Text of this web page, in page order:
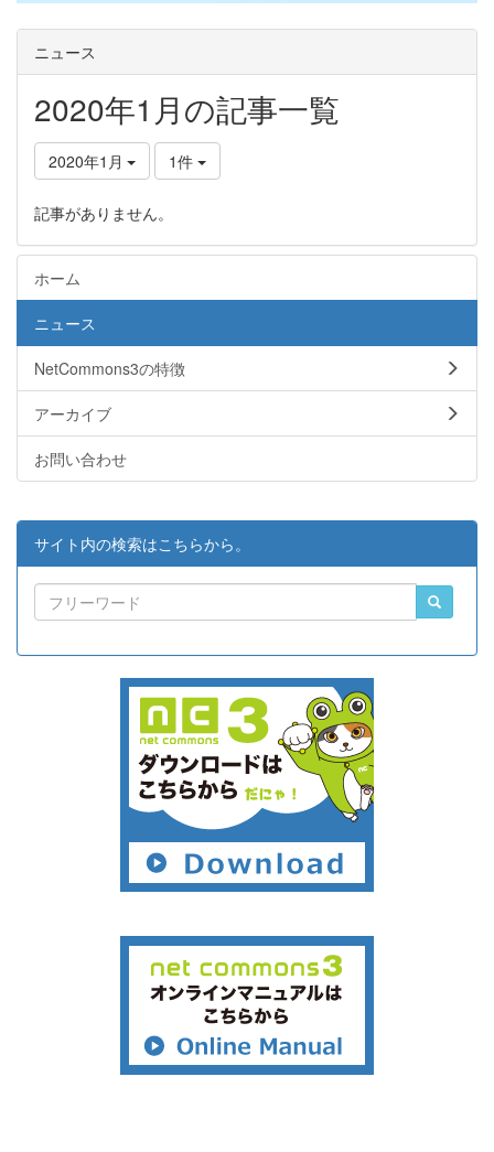
ニュース
2020年1月の記事一覧
2020年1月 1件
記事がありません。
ホーム
ニュース
NetCommons3の特徴
アーカイブ
お問い合わせ
サイト内の検索はこちらから。